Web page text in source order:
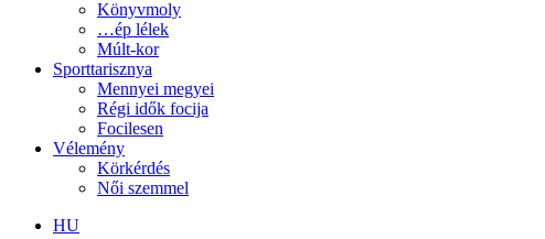
Könyvmoly
…ép lélek
Múlt-kor
Sporttarisznya
Mennyei megyei
Régi idők focija
Focilesen
Vélemény
Körkérdés
Női szemmel
HU